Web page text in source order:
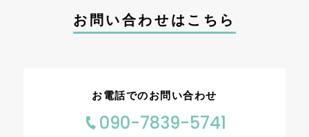
お問い合わせはこちら
お電話でのお問い合わせ
090-7839-5741